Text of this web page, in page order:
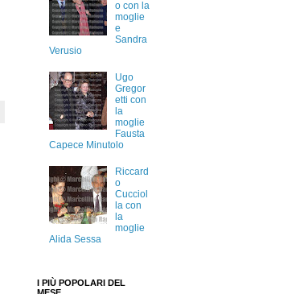
o con la
moglie
e
Sandra
Verusio
Ugo
Gregor
etti con
la
moglie
Fausta
Capece Minutolo
Riccard
o
Cucciol
la con
la
moglie
Alida Sessa
I PIÙ POPOLARI DEL